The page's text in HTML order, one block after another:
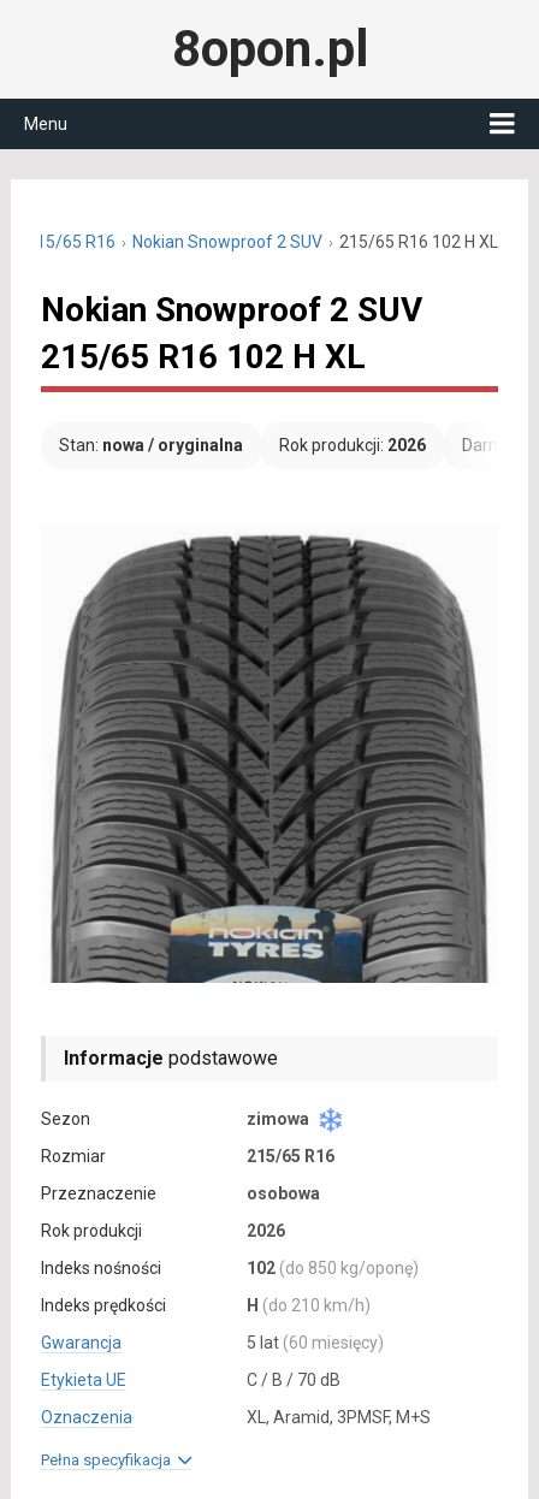
8opon.pl
Menu
215/65 R16 Nokian Snowproof 2 SUV 215/65 R16 102 H XL
Nokian Snowproof 2 SUV
215/65 R16 102 H XL
Stan: nowa / oryginalna Rok produkcji: 2026
Informacje podstawowe
Sezon
zimowa
Rozmiar
215/65 R16
Przeznaczenie
osobowa
Rok produkcji
2026
Indeks nośności
102 (do 850 kg/oponę)
Indeks prędkości
H (do 210 km/h)
Gwarancja
5 lat (60 miesięcy)
Etykieta UE
C / B / 70 dB
Oznaczenia
XL, Aramid, 3PMSF, M+S
Pełna specyfikacja